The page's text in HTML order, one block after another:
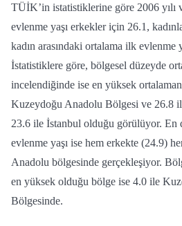
TÜİK’in istatistiklerine göre 2006 yılı
evlenme yaşı erkekler için 26.1,
kadın arasındaki ortalama ilk evlenme
İstatistiklere göre, bölgesel düzeyde
incelendiğinde ise en yüksek
Kuzeydoğu Anadolu Bölgesi ve 26.8
23.6 ile İstanbul olduğu görülüyor. En
evlenme yaşı ise hem erkekte (24.9)
Anadolu bölgesinde gerçekleşiyor.
en yüksek olduğu bölge ise 4.0 ile
Bölgesinde.